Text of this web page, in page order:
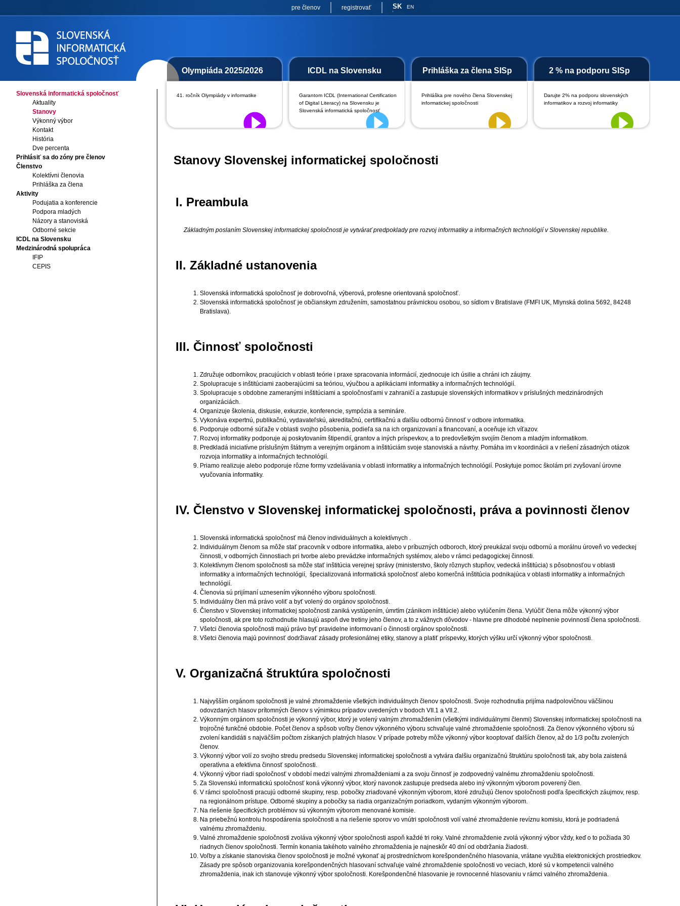
pre členov registrovať SK EN
Slovenská informatická spoločnosť
Aktuality
Stanovy
Výkonný výbor
Kontakt
História
Dve percenta
Prihlásiť sa do zóny pre členov
Členstvo
Kolektívni členovia
Prihláška za člena
Aktivity
Podujatia a konferencie
Podpora mladých
Názory a stanoviská
Odborné sekcie
ICDL na Slovensku
Medzinárodná spolupráca
IFIP
CEPIS
Stanovy Slovenskej informatickej spoločnosti
I. Preambula
Základným poslaním Slovenskej informatickej spoločnosti je vytvárať predpoklady pre rozvoj informatiky a informačných technológií v Slovenskej republike.
II. Základné ustanovenia
Slovenská informatická spoločnosť je dobrovoľná, výberová, profesne orientovaná spoločnosť.
Slovenská informatická spoločnosť je občianskym združením, samostatnou právnickou osobou, so sídlom v Bratislave (FMFI UK, Mlynská dolina 5692, 84248
Bratislava).
III. Činnosť spoločnosti
Združuje odborníkov, pracujúcich v oblasti teórie i praxe spracovania informácií, zjednocuje ich úsilie a chráni ich záujmy.
Spolupracuje s inštitúciami zaoberajúcimi sa teóriou, výučbou a aplikáciami informatiky a informačných technológií.
Spolupracuje s obdobne zameranými inštitúciami a spoločnosťami v zahraničí a zastupuje slovenských informatikov v príslušných medzinárodných
organizáciách.
Organizuje školenia, diskusie, exkurzie, konferencie, sympózia a semináre.
Vykonáva expertnú, publikačnú, vydavateľskú, akreditačnú, certifikačnú a ďalšiu odbornú činnosť v odbore informatika.
Podporuje odborné súťaže v oblasti svojho pôsobenia, podieľa sa na ich organizovaní a financovaní, a oceňuje ich víťazov.
Rozvoj informatiky podporuje aj poskytovaním štipendií, grantov a iných príspevkov, a to predovšetkým svojím členom a mladým informatikom.
Predkladá iniciatívne príslušným štátnym a verejným orgánom a inštitúciám svoje stanoviská a návrhy. Pomáha im v koordinácii a v riešení zásadných otázok
rozvoja informatiky a informačných technológií.
Priamo realizuje alebo podporuje rôzne formy vzdelávania v oblasti informatiky a informačných technológií. Poskytuje pomoc školám pri zvyšovaní úrovne
vyučovania informatiky.
IV. Členstvo v Slovenskej informatickej spoločnosti, práva a povinnosti členov
Slovenská informatická spoločnosť má členov individuálnych a kolektívnych .
Individuálnym členom sa môže stať pracovník v odbore informatika, alebo v príbuzných odboroch, ktorý preukázal svoju odbornú a morálnu úroveň vo vedeckej
činnosti, v odborných činnostiach pri tvorbe alebo prevádzke informačných systémov, alebo v rámci pedagogickej činnosti.
Kolektívnym členom spoločnosti sa môže stať inštitúcia verejnej správy (ministerstvo, školy rôznych stupňov, vedecká inštitúcia) s pôsobnosťou v oblasti
informatiky a informačných technológií, špecializovaná informatická spoločnosť alebo komerčná inštitúcia podnikajúca v oblasti informatiky a informačných
technológií.
Členovia sú prijímaní uznesením výkonného výboru spoločnosti.
Individuálny člen má právo voliť a byť volený do orgánov spoločnosti.
Členstvo v Slovenskej informatickej spoločnosti zaniká vystúpením, úmrtím (zánikom inštitúcie) alebo vylúčením člena. Vylúčiť člena môže výkonný výbor
spoločnosti, ak pre toto rozhodnutie hlasujú aspoň dve tretiny jeho členov, a to z vážnych dôvodov - hlavne pre dlhodobé neplnenie povinností člena spoločnosti.
Všetci členovia spoločnosti majú právo byť pravidelne informovaní o činnosti orgánov spoločnosti.
Všetci členovia majú povinnosť dodržiavať zásady profesionálnej etiky, stanovy a platiť príspevky, ktorých výšku určí výkonný výbor spoločnosti.
V. Organizačná štruktúra spoločnosti
Najvyšším orgánom spoločnosti je valné zhromaždenie všetkých individuálnych členov spoločnosti. Svoje rozhodnutia prijíma nadpolovičnou väčšinou
odovzdaných hlasov prítomných členov s výnimkou prípadov uvedených v bodoch VII.1 a VII.2.
Výkonným orgánom spoločnosti je výkonný výbor, ktorý je volený valným zhromaždením (všetkými individuálnymi členmi) Slovenskej informatickej spoločnosti na
trojročné funkčné obdobie. Počet členov a spôsob voľby členov výkonného výboru schvaľuje valné zhromaždenie spoločnosti. Za členov výkonného výboru sú
zvolení kandidáti s najväčším počtom získaných platných hlasov. V prípade potreby môže výkonný výbor kooptovať ďalších členov, až do 1/3 počtu zvolených
členov.
Výkonný výbor volí zo svojho stredu predsedu Slovenskej informatickej spoločnosti a vytvára ďalšiu organizačnú štruktúru spoločnosti tak, aby bola zaistená
operatívna a efektívna činnosť spoločnosti.
Výkonný výbor riadi spoločnosť v období medzi valnými zhromaždeniami a za svoju činnosť je zodpovedný valnému zhromaždeniu spoločnosti.
Za Slovenskú informatickú spoločnosť koná výkonný výbor, ktorý navonok zastupuje predseda alebo iný výkonným výborom poverený člen.
V rámci spoločnosti pracujú odborné skupiny, resp. pobočky zriaďované výkonným výborom, ktoré združujú členov spoločnosti podľa špecifických záujmov, resp.
na regionálnom prístupe. Odborné skupiny a pobočky sa riadia organizačným poriadkom, vydaným výkonným výborom.
Na riešenie špecifických problémov sú výkonným výborom menované komisie.
Na priebežnú kontrolu hospodárenia spoločnosti a na riešenie sporov vo vnútri spoločnosti volí valné zhromaždenie revíznu komisiu, ktorá je podriadená
valnému zhromaždeniu.
Valné zhromaždenie spoločnosti zvoláva výkonný výbor spoločnosti aspoň každé tri roky. Valné zhromaždenie zvolá výkonný výbor vždy, keď o to požiada 30
riadnych členov spoločnosti. Termín konania takéhoto valného zhromaždenia je najneskôr 40 dní od obdržania žiadosti.
Voľby a získanie stanoviska členov spoločnosti je možné vykonať aj prostredníctvom korešpondenčného hlasovania, vrátane využitia elektronických prostriedkov.
Zásady pre spôsob organizovania korešpondenčných hlasovaní schvaľuje valné zhromaždenie spoločnosti vo veciach, ktoré sú v kompetencii valného
zhromaždenia, inak ich stanovuje výkonný výbor spoločnosti. Korešpondenčné hlasovanie je rovnocenné hlasovaniu v rámci valného zhromaždenia.
Olympiáda 2025/2026
41. ročník Olympiády v informatike
ICDL na Slovensku
Garantom ICDL (International Certification
of Digital Literacy) na Slovensku je
Slovenská informatická spoločnosť
Prihláška za člena SISp
Prihláška pre nového člena Slovenskej
informatickej spoločnosti
2 % na podporu SISp
Darujte 2% na podporu slovenských
informatikov a rozvoj informatiky